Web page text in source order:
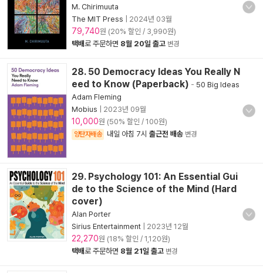
M. Chirimuuta
The MIT Press
2024년 03월
79,740원 (20% 할인 / 3,990원)
택배로 주문하면 8월 20일 출고 변경
28. 50 Democracy Ideas You Really N
eed to Know (Paperback) - 50 Big Ideas
Adam Fleming
Mobius
2023년 09월
10,000원 (50% 할인 / 100원)
양탄자배송 내일 아침 7시 출근전 배송 변경
29. Psychology 101: An Essential Gui
de to the Science of the Mind (Hard
cover)
Alan Porter
Sirius Entertainment
2023년 12월
22,270원 (18% 할인 / 1,120원)
택배로 주문하면 8월 21일 출고 변경